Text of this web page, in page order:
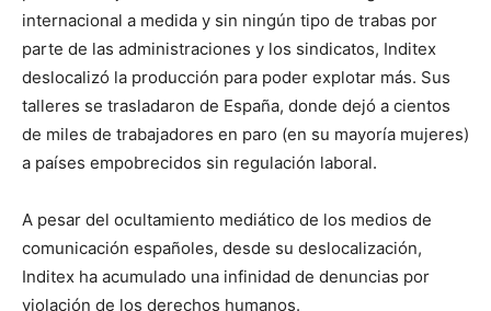
internacional a medida y sin ningún tipo de trabas por
parte de las administraciones y los sindicatos, Inditex
deslocalizó la producción para poder explotar más. Sus
talleres se trasladaron de España, donde dejó a cientos
de miles de trabajadores en paro (en su mayoría mujeres)
a países empobrecidos sin regulación laboral.
A pesar del ocultamiento mediático de los medios de
comunicación españoles, desde su deslocalización,
Inditex ha acumulado una infinidad de denuncias por
violación de los derechos humanos.